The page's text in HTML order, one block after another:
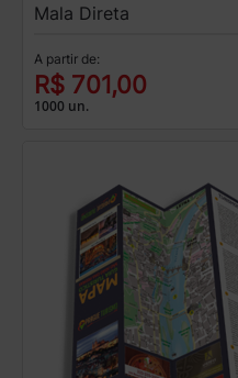
Mala Direta
A partir de:
R$ 701,00
1000 un.